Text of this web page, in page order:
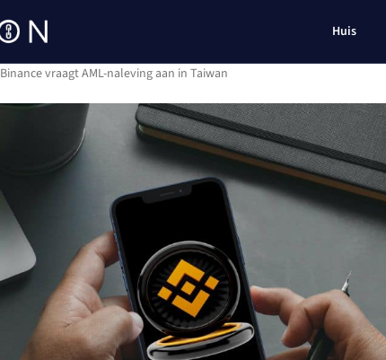
Huis
Binance vraagt AML-naleving aan in Taiwan